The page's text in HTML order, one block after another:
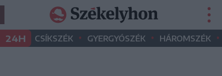
24H CSÍKSZÉK • GYERGYÓSZÉK • HÁROMSZÉK •